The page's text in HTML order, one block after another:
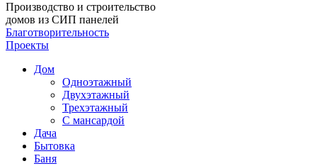
Производство и строительство
домов из СИП панелей
Благотворительность
Проекты
Дом
Одноэтажный
Двухэтажный
Трехэтажный
С мансардой
Дача
Бытовка
Баня